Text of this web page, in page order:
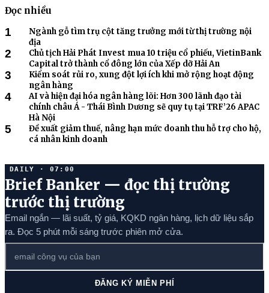
Đọc nhiều
1
Ngành gỗ tìm trụ cột tăng trưởng mới từ thị trường nội
địa
2
Chủ tịch Hải Phát Invest mua 10 triệu cổ phiếu, VietinBank
Capital trở thành cổ đông lớn của Xếp dỡ Hải An
3
Kiểm soát rủi ro, xung đột lợi ích khi mở rộng hoạt động
ngân hàng
4
chính châu Á - Thái Bình Dương sẽ quy tụ tại TRF’26 APAC
5
Đề xuất giảm thuế, nâng hạn mức doanh thu hỗ trợ cho hộ,
cá nhân kinh doanh
DAILY · 07:00
Brief Banker — đọc thị trường
trước thị trường
Email ngắn — lãi suất, tỷ giá, KQKD ngân hàng, lịch dữ liệu sắp
ra. Đọc 5 phút mỗi sáng trước phiên mở cửa.
ĐĂNG KÝ MIỄN PHÍ